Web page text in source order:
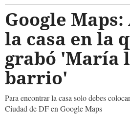
Google
la casa en la
grabó 'María
barrio'
Para encontrar la casa solo debes
Ciudad de DF en Google Maps